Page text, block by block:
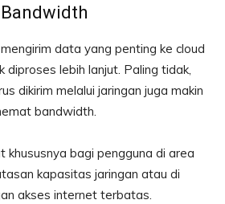
data yang penting ke cloud
lebih lanjut. Paling tidak,
dikirim melalui jaringan juga makin
bandwidth.
khususnya bagi pengguna di area
kapasitas jaringan atau di
akses internet terbatas.